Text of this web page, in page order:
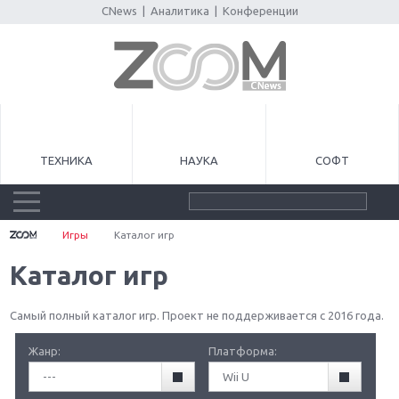
CNews Аналитика Конференции
ТЕХНИКА НАУКА СОФТ
Игры Каталог игр
Каталог игр
Самый полный каталог игр. Проект не поддерживается с 2016 года.
Жанр:
---
Платформа:
Wii U